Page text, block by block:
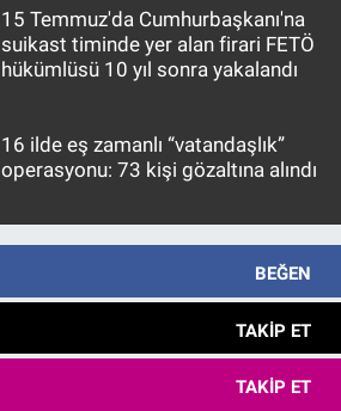
15 Temmuz'da Cumhurbaşkanı'na
suikast timinde yer alan firari FETÖ
hükümlüsü 10 yıl sonra yakalandı
16 ilde eş zamanlı “vatandaşlık”
operasyonu: 73 kişi gözaltına alındı
BEĞEN
TAKIP ET
TAKIP ET